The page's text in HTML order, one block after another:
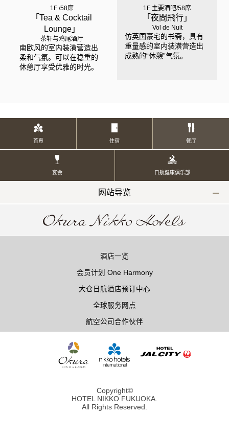
1F /58席
「Tea & Cocktail
Lounge」
茶轩与鸡尾酒厅
南欧风的室内装潢营造出
柔和气氛。可以在稳重的
休憩厅享受优雅的时光。
1F 主要酒吧/58席
「夜間飛行」
Vol de Nuit
仿英国豪宅的书斋，具有
重量感的室内装潢营造出
成熟的“休憩”气氛。
首頁 住宿 餐厅
宴会 日航健康俱乐部
网站导览
酒店一览
会员计划 One Harmony
大仓日航酒店预订中心
全球服务网点
航空公司合作伙伴
Copyright©
HOTEL NIKKO FUKUOKA.
All Rights Reserved.